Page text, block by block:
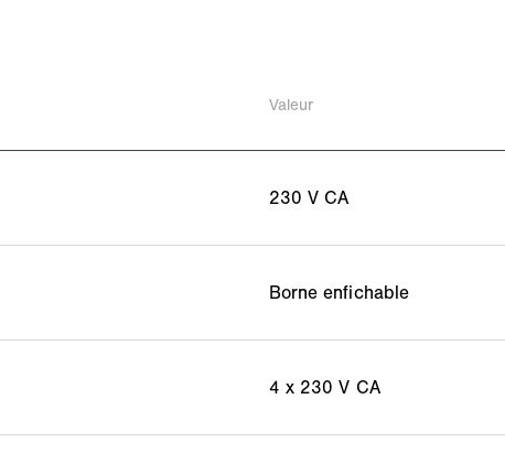
Valeur
230 V CA
Borne enfichable
4 x 230 V CA